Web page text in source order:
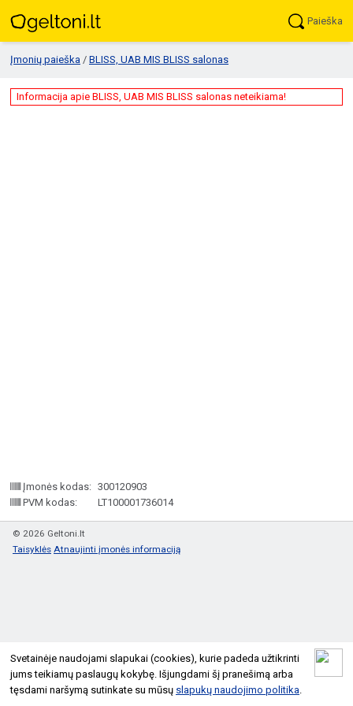
Svetainėje naudojami slapukai (cookies), kurie padeda užtikrinti
jums teikiamų paslaugų kokybę. Išjungdami šį pranešimą arba
tęsdami naršymą sutinkate su mūsų slapukų naudojimo politika
Paieška
Įmonių paieška / BLISS, UAB MIS BLISS salonas
Informacija apie BLISS, UAB MIS BLISS salonas neteikiama!
Įmonės kodas: 300120903
PVM kodas:
LT100001736014
© 2026 Geltoni.lt
Taisyklės Atnaujinti įmonės informaciją